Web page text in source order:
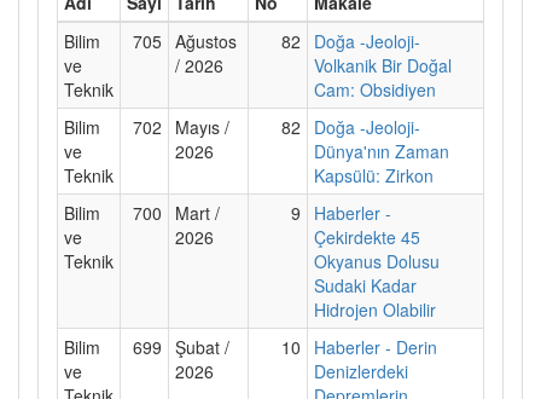
Bilim
ve
Teknik
705 Ağustos
/ 2026
82
Doğa -Jeoloji-
Volkanik Bir Doğal
Cam: Obsidiyen
Bilim
ve
Teknik
702
Mayıs /
2026
82
Doğa -Jeoloji-
Dünya'nın Zaman
Kapsülü: Zirkon
Bilim
ve
Teknik
700
Mart /
2026
9
Haberler -
Çekirdekte 45
Okyanus Dolusu
Sudaki Kadar
Hidrojen Olabilir
Bilim
ve
699 Şubat /
2026
10
Haberler - Derin
Denizlerdeki